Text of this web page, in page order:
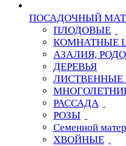
ПОСАДОЧНЫЙ
ПЛОДОВЫЕ
КОМНАТНЫЕ
АЗАЛИЯ,
ДЕРЕВЬЯ
ЛИСТВЕННЫЕ
РАССАДА
РОЗЫ
Семенной
ХВОЙНЫЕ